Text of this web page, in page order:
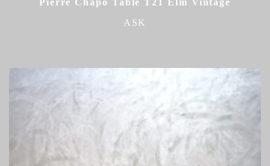
Pierre Chapo Table T21 Elm Vintage
ASK